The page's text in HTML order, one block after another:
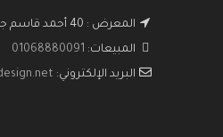
المعرض : 40 أحمد قاسم جوده - مدينة نصر
المبيعات: 01068880091
البريد الإلكتروني: